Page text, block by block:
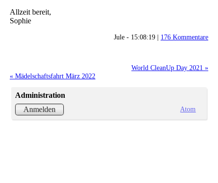
Allzeit bereit,
Sophie
Jule - 15:08:19 | 176 Kommentare
World CleanUp Day 2021 »
« Mädelschaftsfahrt März 2022
Administration
Anmelden
Atom